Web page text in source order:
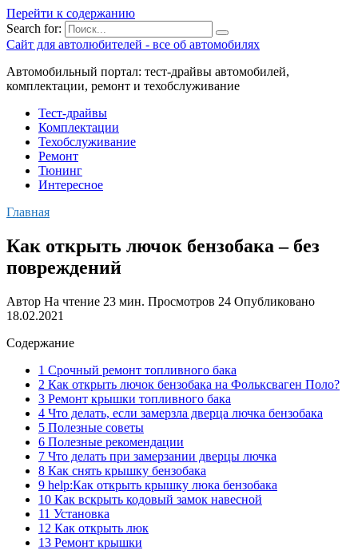
Перейти к содержанию
Search for:
Сайт для автолюбителей - все об автомобилях
Автомобильный портал: тест-драйвы автомобилей,
комплектации, ремонт и техобслуживание
Тест-драйвы
Комплектации
Техобслуживание
Ремонт
Тюнинг
Интересное
Главная
Как открыть лючок бензобака – без
повреждений
Автор На чтение 23 мин. Просмотров 24 Опубликовано
18.02.2021
Содержание
1 Срочный ремонт топливного бака
2 Как открыть лючок бензобака на Фольксваген Поло?
3 Ремонт крышки топливного бака
4 Что делать, если замерзла дверца лючка бензобака
5 Полезные советы
6 Полезные рекомендации
7 Что делать при замерзании дверцы лючка
8 Как снять крышку бензобака
9 help:Как открыть крышку люка бензобака
10 Как вскрыть кодовый замок навесной
11 Установка
12 Как открыть люк
13 Ремонт крышки